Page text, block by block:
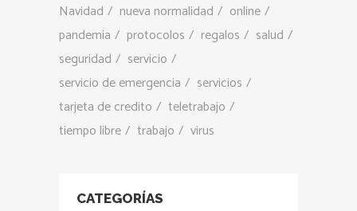
Navidad
nueva normalidad
online
pandemia
protocolos regalos
salud
seguridad
servicio
servicio de emergencia
servicios
tarjeta de credito
teletrabajo
tiempo libre
trabajo virus
CATEGORÍAS